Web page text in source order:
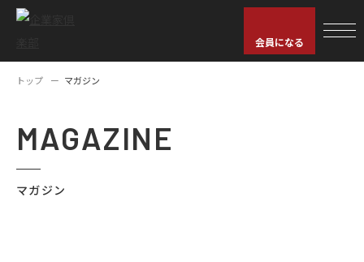
会員になる
トップ マガジン
MAGAZINE
マガジン